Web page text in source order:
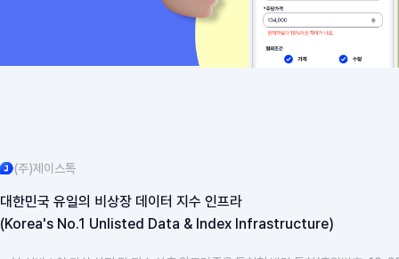
(주)제이스톡
대한민국 유일의 비상장 데이터 지수 인프라
(Korea's No.1 Unlisted Data & Index Infrastructure)